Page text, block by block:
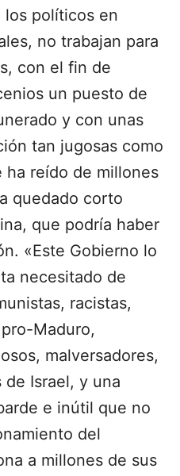
los políticos en
no trabajan para
con el fin de
un puesto de
y con unas
tan jugosas como
ha reído de millones
quedado corto
que podría haber
«Este Gobierno lo
necesitado de
racistas,
Maduro,
malversadores,
de Israel, y una
e inútil que no
del
a millones de sus